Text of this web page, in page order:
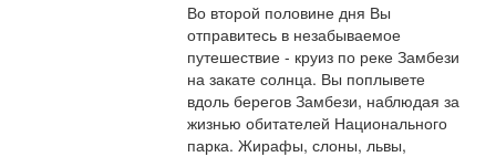
Во второй половине дня Вы
отправитесь в незабываемое
путешествие - круиз по реке Замбези
на закате солнца. Вы поплывете
вдоль берегов Замбези, наблюдая за
жизнью обитателей Национального
парка. Жирафы, слоны, львы,